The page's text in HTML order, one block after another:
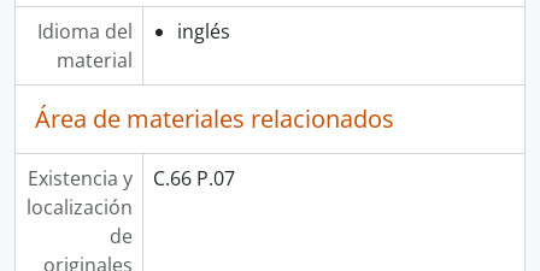
Idioma del
material
inglés
Área de materiales relacionados
Existencia y
localización
de
originales
C.66 P.07